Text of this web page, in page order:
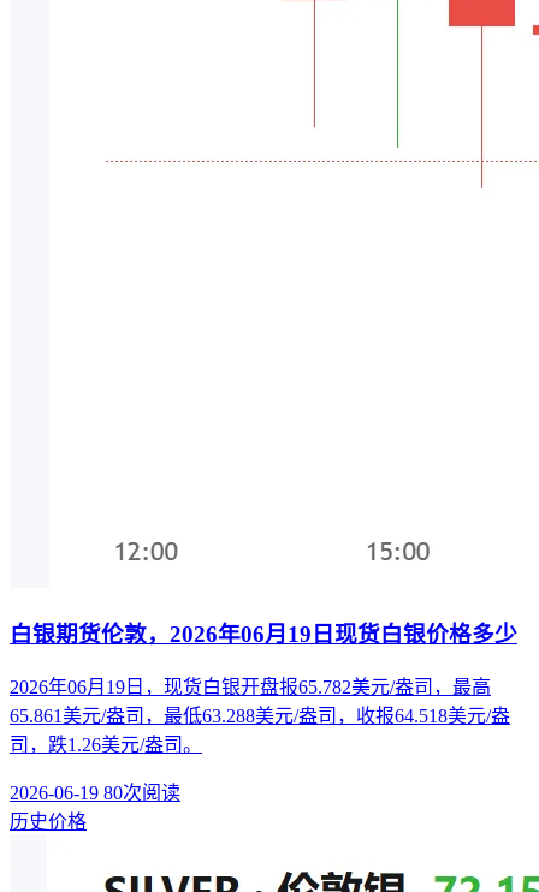
白银期货伦敦，2026年06月19日现货白银价格多少
2026年06月19日，现货白银开盘报65.782美元/盎司，最高
65.861美元/盎司，最低63.288美元/盎司，收报64.518美元/盎
司，跌1.26美元/盎司。
2026-06-19 80次阅读
历史价格